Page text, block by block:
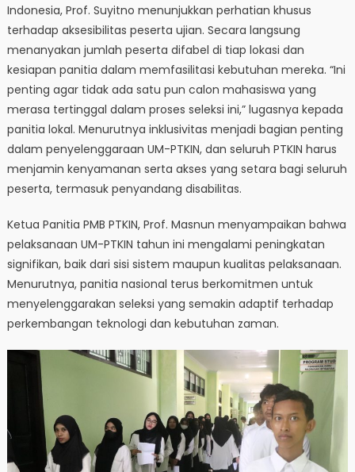
Indonesia, Prof. Suyitno menunjukkan perhatian khusus
terhadap aksesibilitas peserta ujian. Secara langsung
menanyakan jumlah peserta difabel di tiap lokasi dan
kesiapan panitia dalam memfasilitasi kebutuhan mereka. “Ini
penting agar tidak ada satu pun calon mahasiswa yang
merasa tertinggal dalam proses seleksi ini,” lugasnya kepada
panitia lokal. Menurutnya inklusivitas menjadi bagian penting
dalam penyelenggaraan UM-PTKIN, dan seluruh PTKIN harus
menjamin kenyamanan serta akses yang setara bagi seluruh
peserta, termasuk penyandang disabilitas.
Ketua Panitia PMB PTKIN, Prof. Masnun menyampaikan bahwa
pelaksanaan UM-PTKIN tahun ini mengalami peningkatan
signifikan, baik dari sisi sistem maupun kualitas pelaksanaan.
Menurutnya, panitia nasional terus berkomitmen untuk
menyelenggarakan seleksi yang semakin adaptif terhadap
perkembangan teknologi dan kebutuhan zaman.